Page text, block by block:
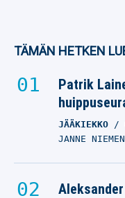
TÄMÄN HETKEN
Patrik
JÄÄKIEKKO
JANNE